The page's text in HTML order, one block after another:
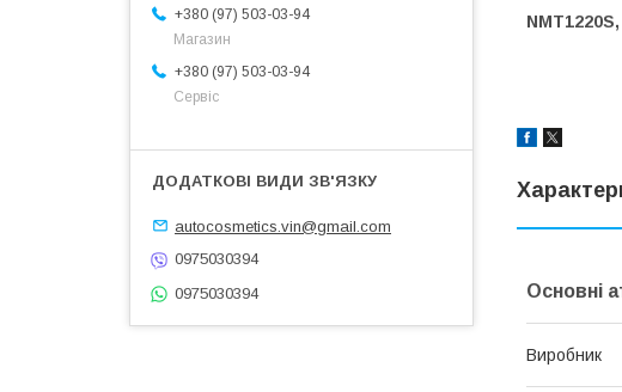
NMT1220S,
Основні
Виробник
+380 (97) 503-03-94
Магазин
+380 (97) 503-03-94
Сервіс
autocosmetics.vin@gmail.com
0975030394
0975030394